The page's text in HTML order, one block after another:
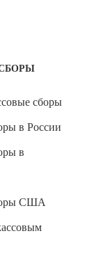
сборы
в России
в
США